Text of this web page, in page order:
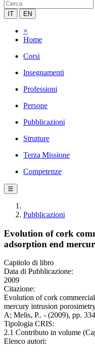
IT EN
×
Home
Corsi
Insegnamenti
Professioni
Persone
Pubblicazioni
Strutture
Terza Missione
Competenze
☰
Pubblicazioni
Evolution of cork
adsorption end
Capitolo di libro
Data di Pubblicazione:
2009
Citazione:
Evolution of cork
mercury intrusion
A; Melis, P.. - (2009), pp.
Tipologia CRIS:
2.1 Contributo in volume
Elenco autori: